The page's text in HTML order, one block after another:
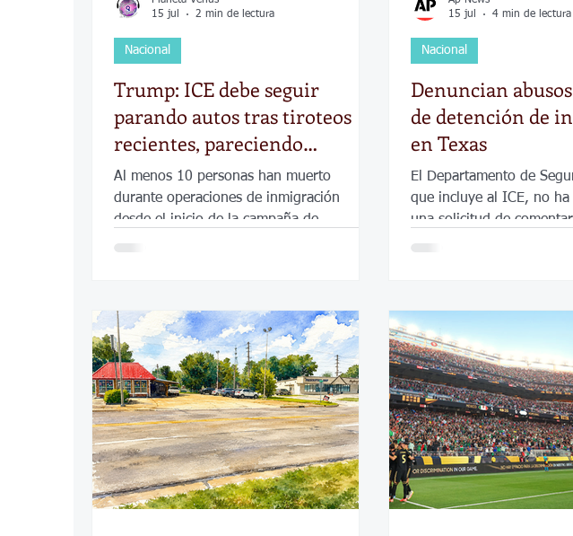
Trump: ICE debe seguir
parando autos tras tiroteos
recientes, pareciendo
contradecir nueva política
Al menos 10 personas han muerto
durante operaciones de inmigración
desde el inicio de la campaña de
Nacional
15 jul
2 min de lectura
Denuncian
de detención de
en Texas
El Departamento de
que incluye al ICE, no
una solicitud de
Nacional
15 jul
4 min de lectura